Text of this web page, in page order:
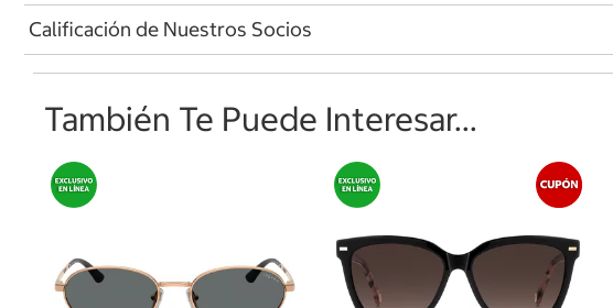
Calificación de Nuestros Socios
También Te Puede Interesar...